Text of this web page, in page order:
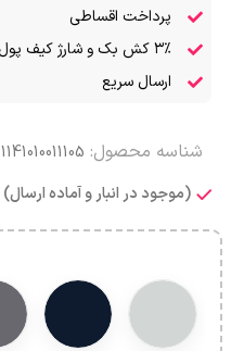
پرداخت اقساطی
۳٪ کش بک و شارژ کیف پول
ارسال سریع
شناسه محصول: 1141010011105
(موجود در انبار و آماده ارسال)